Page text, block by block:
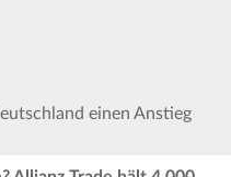
einen Anstieg